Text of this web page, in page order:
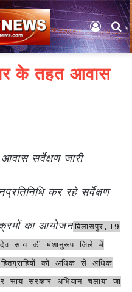
Log In
के तहत आवास
सर्वेक्षण जारी
कर रहे सर्वेक्षण
का आयोजन बिलासपुर,19
साय की मंशानुरूप जिले में
को अधिक से अधिक
साय सरकार अभियान चलाया जा